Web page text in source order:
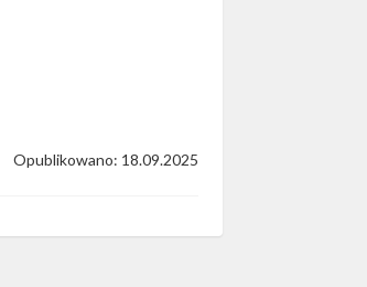
Opublikowano: 18.09.2025